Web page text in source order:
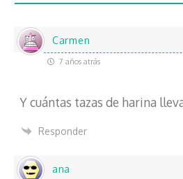
Carmen
7 años atrás
Y cuántas tazas de harina
Responder
ana